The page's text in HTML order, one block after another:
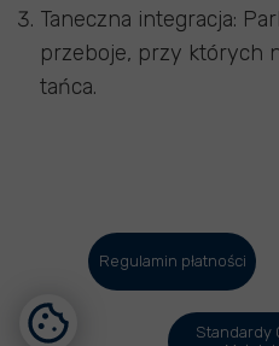
Standardy
Regulamin płatności
Taneczna integracja:
przeboje, przy których
tańca.